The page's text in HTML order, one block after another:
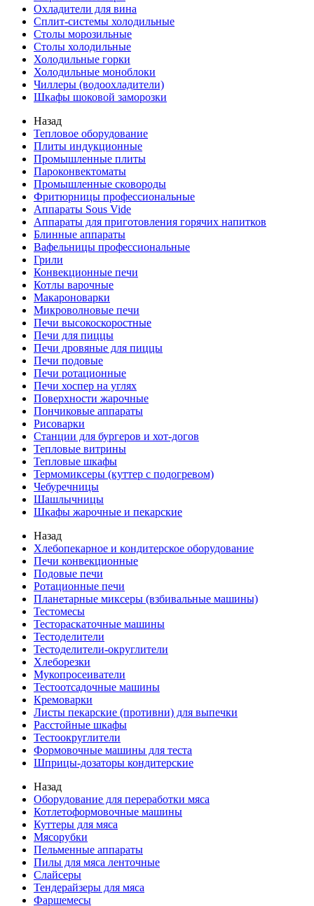
Охладители для вина
Сплит-системы холодильные
Столы морозильные
Столы холодильные
Холодильные горки
Холодильные моноблоки
Чиллеры (водоохладители)
Шкафы шоковой заморозки
Назад
Тепловое оборудование
Плиты индукционные
Промышленные плиты
Пароконвектоматы
Промышленные сковороды
Фритюрницы профессиональные
Аппараты Sous Vide
Аппараты для приготовления горячих напитков
Блинные аппараты
Вафельницы профессиональные
Грили
Конвекционные печи
Котлы варочные
Макароноварки
Микроволновые печи
Печи высокоскоростные
Печи для пиццы
Печи дровяные для пиццы
Печи подовые
Печи ротационные
Печи хоспер на углях
Поверхности жарочные
Пончиковые аппараты
Рисоварки
Станции для бургеров и хот-догов
Тепловые витрины
Тепловые шкафы
Термомиксеры (куттер с подогревом)
Чебуречницы
Шашлычницы
Шкафы жарочные и пекарские
Назад
Хлебопекарное и кондитерское оборудование
Печи конвекционные
Подовые печи
Ротационные печи
Планетарные миксеры (взбивальные машины)
Тестомесы
Тестораскаточные машины
Тестоделители
Тестоделители-округлители
Хлеборезки
Мукопросеиватели
Тестоотсадочные машины
Кремоварки
Листы пекарские (противни) для выпечки
Расстойные шкафы
Тестоокруглители
Формовочные машины для теста
Шприцы-дозаторы кондитерские
Назад
Оборудование для переработки мяса
Котлетоформовочные машины
Куттеры для мяса
Мясорубки
Пельменные аппараты
Пилы для мяса ленточные
Слайсеры
Тендерайзеры для мяса
Фаршемесы